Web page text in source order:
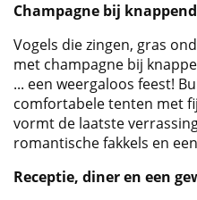
Champagne bij
Vogels die zingen, gras
met champagne bij
... een weergaloos feest!
comfortabele tenten met
vormt de laatste
romantische fakkels en
Receptie, diner en een